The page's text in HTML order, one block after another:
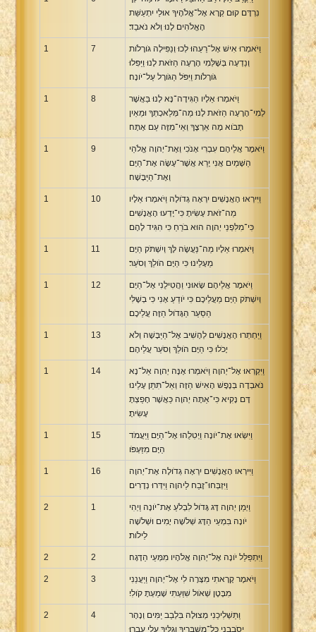
נִרְדָּם קוּם קְרָא אֶל־אֱלֹהֶיךָ אוּלַי יִתְעַשֵּׁת
הָאֱלֹהִים לָנוּ וְלֹא נֹאבֵד׃
1 7
וַיֹּאמְרוּ אִישׁ אֶל־רֵעֵהוּ לְכוּ וְנַפִּילָה גֹורָלֹות
וְנֵדְעָה בְּשֶׁלְּמִי הָרָעָה הַזֹּאת לָנוּ וַיַּפִּלוּ
גֹּורָלֹות וַיִּפֹּל הַגֹּורָל עַל־יֹונָה׃
1 8
וַיֹּאמְרוּ אֵלָיו הַגִּידָה־נָּא לָנוּ בַּאֲשֶׁר
לְמִי־הָרָעָה הַזֹּאת לָנוּ מַה־מְּלַאכְתְּךָ וּמֵאַיִן
תָּבֹוא מָה אַרְצֶךָ וְאֵי־מִזֶּה עַם אָתָּה׃
1 9
וַיֹּאמֶר אֲלֵיהֶם עִבְרִי אָנֹכִי וְאֶת־יְהוָה אֱלֹהֵי
הַשָּׁמַיִם אֲנִי יָרֵא אֲשֶׁר־עָשָׂה אֶת־הַיָּם
וְאֶת־הַיַּבָּשָׁה׃
1 10
וַיִּירְאוּ הָאֲנָשִׁים יִרְאָה גְדֹולָה וַיֹּאמְרוּ אֵלָיו
מַה־זֹּאת עָשִׂיתָ כִּי־יָדְעוּ הָאֲנָשִׁים
כִּי־מִלִּפְנֵי יְהוָה הוּא בֹרֵחַ כִּי הִגִּיד לָהֶם׃
1 11
וַיֹּאמְרוּ אֵלָיו מַה־נַּעֲשֶׂה לָּךְ וְיִשְׁתֹּק הַיָּם
מֵעָלֵינוּ כִּי הַיָּם הֹולֵךְ וְסֹעֵר׃
1 12
וַיֹּאמֶר אֲלֵיהֶם שָׂאוּנִי וַהֲטִילֻנִי אֶל־הַיָּם
וְיִשְׁתֹּק הַיָּם מֵעֲלֵיכֶם כִּי יֹודֵעַ אָנִי כִּי בְשֶׁלִּי
הַסַּעַר הַגָּדֹול הַזֶּה עֲלֵיכֶם׃
1 13
וַיַּחְתְּרוּ הָאֲנָשִׁים לְהָשִׁיב אֶל־הַיַּבָּשָׁה וְלֹא
יָכֹלוּ כִּי הַיָּם הֹולֵךְ וְסֹעֵר עֲלֵיהֶם׃
1 14
וַיִּקְרְאוּ אֶל־יְהוָה וַיֹּאמְרוּ אָנָּה יְהוָה אַל־נָא
נֹאבְדָה בְּנֶפֶשׁ הָאִישׁ הַזֶּה וְאַל־תִּתֵּן עָלֵינוּ
דָּם נָקִיא כִּי־אַתָּה יְהוָה כַּאֲשֶׁר חָפַצְתָּ
עָשִׂיתָ׃
1 15
וַיִּשְׂאוּ אֶת־יֹונָה וַיְטִלֻהוּ אֶל־הַיָּם וַיַּעֲמֹד
הַיָּם מִזַּעְפֹּו׃
1 16
וַיִּירְאוּ הָאֲנָשִׁים יִרְאָה גְדֹולָה אֶת־יְהוָה
וַיִּזְבְּחוּ־זֶבַח לַיהוָה וַיִּדְּרוּ נְדָרִים׃
2 1
וַיְמַן יְהוָה דָּג גָּדֹול לִבְלֹעַ אֶת־יֹונָה וַיְהִי
יֹונָה בִּמְעֵי הַדָּג שְׁלֹשָׁה יָמִים וּשְׁלֹשָׁה
לֵילֹות׃
2 2 וַיִּתְפַּלֵּל יֹונָה אֶל־יְהוָה אֱלֹהָיו מִמְּעֵי הַדָּגָה׃
2 3
וַיֹּאמֶר קָרָאתִי מִצָּרָה לִי אֶל־יְהוָה וַיַּעֲנֵנִי
מִבֶּטֶן שְׁאֹול שִׁוַּעְתִּי שָׁמַעְתָּ קֹולִי׃
2 4
וַתַּשְׁלִיכֵנִי מְצוּלָה בִּלְבַב יַמִּים וְנָהָר
יְסֹבְבֵנִי כָּל־מִשְׁבָּרֶיךָ וְגַלֶּיךָ עָלַי עָבָרוּ׃